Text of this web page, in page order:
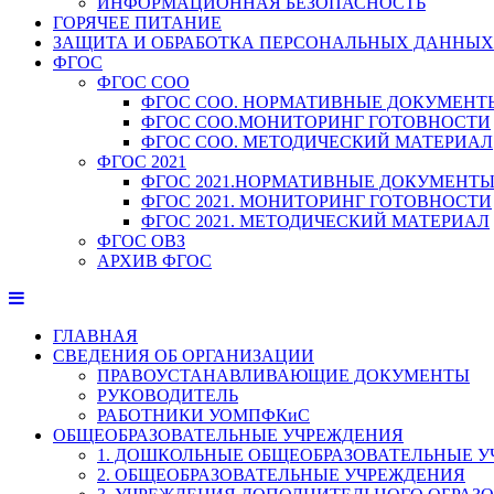
ГОРЯЧЕЕ ПИТАНИЕ
ЗАЩИТА И ОБРАБОТКА ПЕРСОНАЛЬНЫХ ДАННЫХ
ФГОС
ФГОС СОО
ФГОС СОО. НОРМАТИВНЫЕ
ФГОС СОО.МОНИТОРИНГ ГОТОВНОСТИ
ФГОС СОО. МЕТОДИЧЕСКИЙ МАТЕРИАЛ
ФГОС 2021
ФГОС 2021.НОРМАТИВНЫЕ ДОКУМЕНТЫ
ФГОС 2021. МОНИТОРИНГ ГОТОВНОСТИ
ФГОС 2021. МЕТОДИЧЕСКИЙ МАТЕРИАЛ
ФГОС ОВЗ
АРХИВ ФГОС
ГЛАВНАЯ
СВЕДЕНИЯ ОБ ОРГАНИЗАЦИИ
ПРАВОУСТАНАВЛИВАЮЩИЕ ДОКУМЕНТЫ
РУКОВОДИТЕЛЬ
РАБОТНИКИ УОМПФКиС
ОБЩЕОБРАЗОВАТЕЛЬНЫЕ УЧРЕЖДЕНИЯ
1. ДОШКОЛЬНЫЕ ОБЩЕОБРАЗОВАТЕЛЬНЫЕ
2. ОБЩЕОБРАЗОВАТЕЛЬНЫЕ УЧРЕЖДЕНИЯ